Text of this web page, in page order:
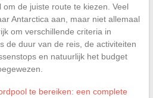
de juiste route te kiezen. Veel
Antarctica aan, maar niet allemaal
om verschillende criteria in
de duur van de reis, de activiteiten
en natuurlijk het budget
te bereiken: een complete